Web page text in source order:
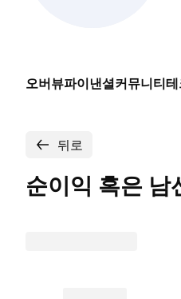
오버뷰파이낸셜커뮤니티
뒤로
순이익 혹은 남